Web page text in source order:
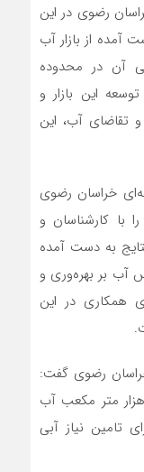
رضوی در این
از بازار آب
آن در محدوده
این بازار و
تقاضای آب، این
خراسان رضوی
با کارشناسان و
به دست آمده
آب بر بهره‌وری و
همکاری در این
رضوی گفت:
سال ۱۴۰۲ تاکنون بیش از ۴۰۰ هزار متر مکعب آب
تامین نیاز آبی